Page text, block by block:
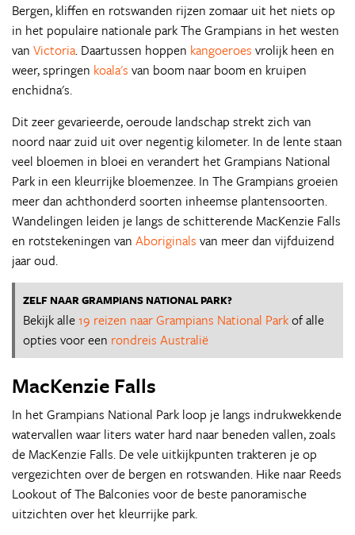
Bergen, kliffen en rotswanden rijzen zomaar uit het niets op
in het populaire nationale park The Grampians in het westen
van Victoria. Daartussen hoppen kangoeroes vrolijk heen en
weer, springen koala's van boom naar boom en kruipen
enchidna's.
Dit zeer gevarieerde, oeroude landschap strekt zich van
noord naar zuid uit over negentig kilometer. In de lente staan
veel bloemen in bloei en verandert het Grampians National
Park in een kleurrijke bloemenzee. In The Grampians groeien
meer dan achthonderd soorten inheemse plantensoorten.
Wandelingen leiden je langs de schitterende MacKenzie Falls
en rotstekeningen van Aboriginals van meer dan vijfduizend
jaar oud.
ZELF NAAR GRAMPIANS NATIONAL PARK?
Bekijk alle19 reizen naar Grampians National Parkof alle
opties voor een rondreis Australië
MacKenzie Falls
In het Grampians National Park loop je langs indrukwekkende
watervallen waar liters water hard naar beneden vallen, zoals
de MacKenzie Falls. De vele uitkijkpunten trakteren je op
vergezichten over de bergen en rotswanden. Hike naar Reeds
Lookout of The Balconies voor de beste panoramische
uitzichten over het kleurrijke park.